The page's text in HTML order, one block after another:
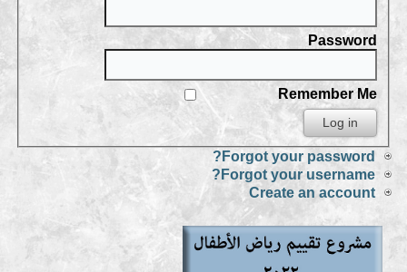
Password
Remember Me
Forgot your password?
Forgot your username?
Create an account